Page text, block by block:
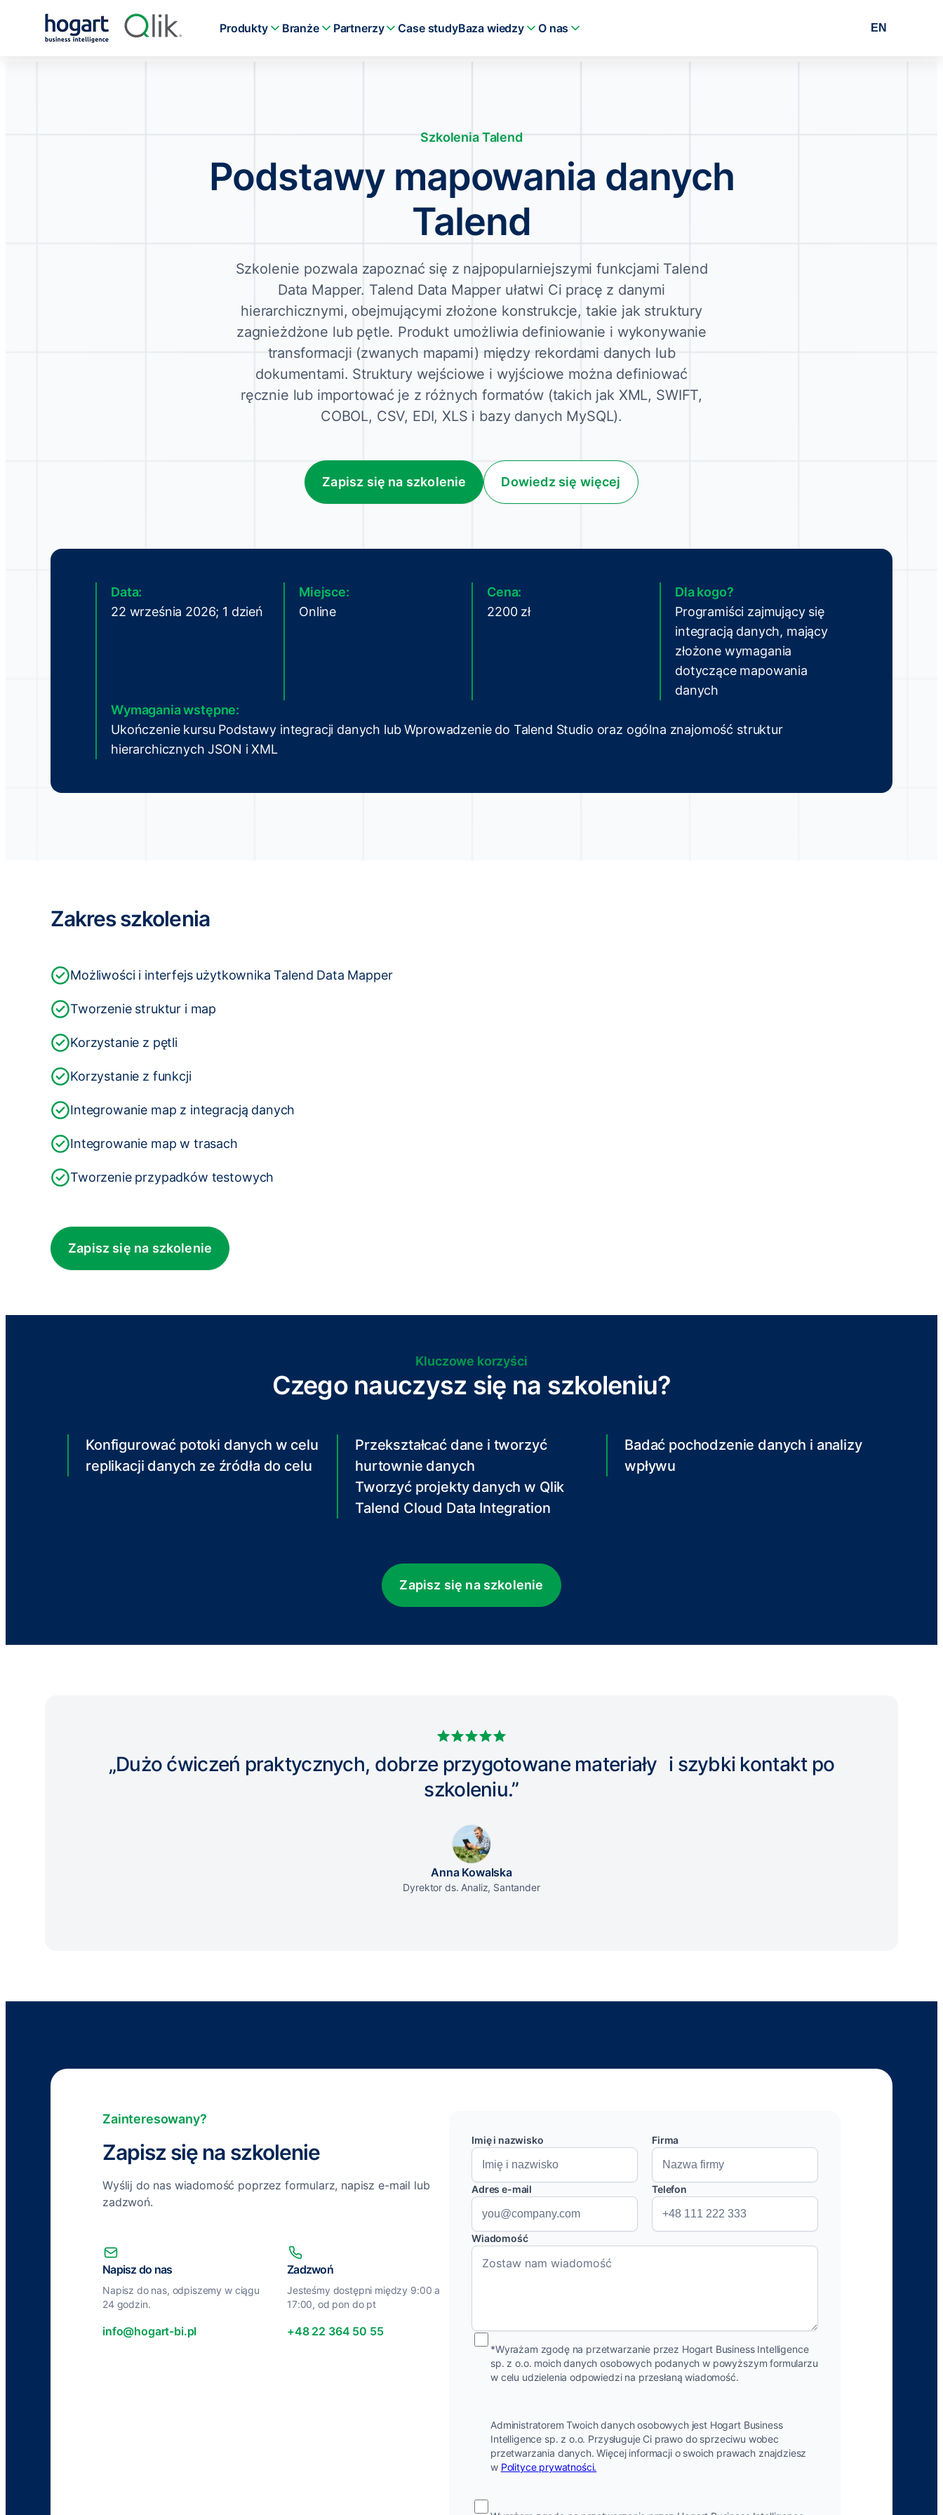
Produkty Branże Partnerzy Case studyBaza wiedzy O nas EN
Szkolenia Talend
Podstawy mapowania danych
Talend
Szkolenie pozwala zapoznać się z najpopularniejszymi funkcjami Talend
Data Mapper. Talend Data Mapper ułatwi Ci pracę z danymi
hierarchicznymi, obejmującymi złożone konstrukcje, takie jak struktury
zagnieżdżone lub pętle. Produkt umożliwia definiowanie i wykonywanie
transformacji (zwanych mapami) między rekordami danych lub
dokumentami. Struktury wejściowe i wyjściowe można definiować
ręcznie lub importować je z różnych formatów (takich jak XML, SWIFT,
COBOL, CSV, EDI, XLS i bazy danych MySQL).
Zapisz się na szkolenie Dowiedz się więcej
Data:
22 września 2026; 1 dzień
Miejsce:
Online
Cena:
2200 zł
Dla kogo?
Programiści zajmujący się
integracją danych, mający
złożone wymagania
dotyczące mapowania
danych
Wymagania wstępne:
Ukończenie kursu Podstawy integracji danych lub Wprowadzenie do Talend Studio oraz ogólna znajomość struktur
hierarchicznych JSON i XML
Zakres szkolenia
Możliwości i interfejs użytkownika Talend Data Mapper
Tworzenie struktur i map
Korzystanie z pętli
Korzystanie z funkcji
Integrowanie map z integracją danych
Integrowanie map w trasach
Tworzenie przypadków testowych
Zapisz się na szkolenie
Kluczowe korzyści
Czego nauczysz się na szkoleniu?
Konfigurować potoki danych w celu
replikacji danych ze źródła do celu
Przekształcać dane i tworzyć
hurtownie danych
Badać pochodzenie danych i analizy
wpływu
Tworzyć projekty danych w Qlik
Talend Cloud Data Integration
Zapisz się na szkolenie
„Dużo ćwiczeń praktycznych, dobrze przygotowane materiały i szybki kontakt po
szkoleniu.”
Anna Kowalska
Dyrektor ds. Analiz, Santander
Zainteresowany?
Zapisz się na szkolenie
Wyślij do nas wiadomość poprzez formularz, napisz e-mail lub
zadzwoń.
Napisz do nas
Napisz do nas, odpiszemy w ciągu
24 godzin.
info@hogart-bi.pl
Zadzwoń
Jesteśmy dostępni między 9:00 a
17:00, od pon do pt
+48 22 364 50 55
Imię i nazwisko Firma
Adres e-mail Telefon
Wiadomość
*Wyrażam zgodę na przetwarzanie przez Hogart Business Intelligence
sp. z o.o. moich danych osobowych podanych w powyższym formularzu
w celu udzielenia odpowiedzi na przesłaną wiadomość.
Administratorem Twoich danych osobowych jest Hogart Business
Intelligence sp. z o.o. Przysługuje Ci prawo do sprzeciwu wobec
przetwarzania danych. Więcej informacji o swoich prawach znajdziesz
w Polityce prywatności.